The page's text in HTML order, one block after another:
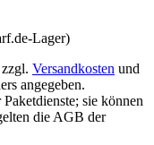
Versandkosten und
angegeben.
sie können
die AGB der